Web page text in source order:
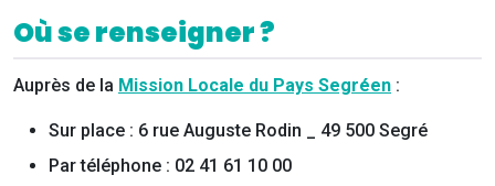
Où se renseigner ?
Auprès de la Mission Locale du Pays Segréen :
Sur place : 6 rue Auguste Rodin _ 49 500 Segré
Par téléphone : 02 41 61 10 00